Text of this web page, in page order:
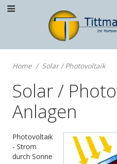
Home Solar / Photovoltaik
Solar /
Anlagen
Photovoltaik
- Strom
durch Sonne